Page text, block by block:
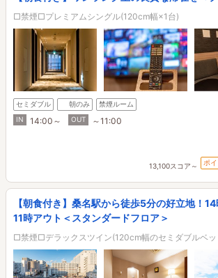
□禁煙□プレミアムシングル(120cm幅×1台)
セミダブル 朝のみ
禁煙ルーム
IN
14:00～ OUT ～11:00
13,100スコア～ ポ
【朝食付き】桑名駅から徒歩5分の好立地！
11時アウト＜スタンダードフロア＞
□禁煙□デラックスツイン(120cm幅のセミダブルベ